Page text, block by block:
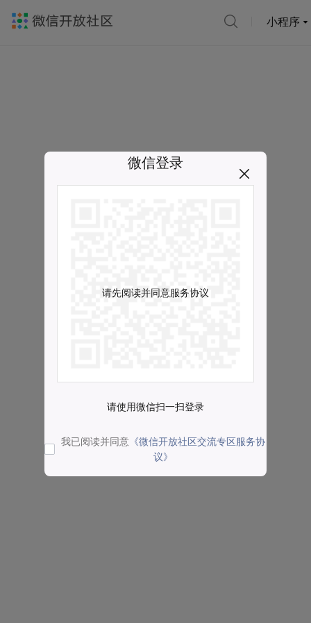
小程序
微信登录
请先阅读并同意服务协议
请使用微信扫一扫登录
我已阅读并同意 《微信开放社区交流专区服务协
议》